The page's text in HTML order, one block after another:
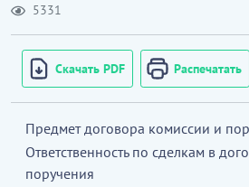
5331
Скачать PDF Распечатать
Предмет договора комиссии и
Ответственность по сделкам в
поручения